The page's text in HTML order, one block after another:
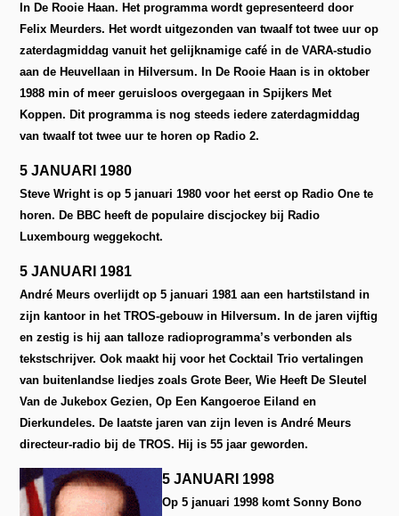
In De Rooie Haan. Het programma wordt gepresenteerd door
Felix Meurders. Het wordt uitgezonden van twaalf tot twee uur op
zaterdagmiddag vanuit het gelijknamige café in de VARA-studio
aan de Heuvellaan in Hilversum. In De Rooie Haan is in oktober
1988 min of meer geruisloos overgegaan in Spijkers Met
Koppen. Dit programma is nog steeds iedere zaterdagmiddag
van twaalf tot twee uur te horen op Radio 2.
5 JANUARI 1980
Steve Wright is op 5 januari 1980 voor het eerst op Radio One te
horen. De BBC heeft de populaire discjockey bij Radio
Luxembourg weggekocht.
5 JANUARI 1981
André Meurs overlijdt op 5 januari 1981 aan een hartstilstand in
zijn kantoor in het TROS-gebouw in Hilversum. In de jaren vijftig
en zestig is hij aan talloze radioprogramma’s verbonden als
tekstschrijver. Ook maakt hij voor het Cocktail Trio vertalingen
van buitenlandse liedjes zoals Grote Beer, Wie Heeft De Sleutel
Van de Jukebox Gezien, Op Een Kangoeroe Eiland en
Dierkundeles. De laatste jaren van zijn leven is André Meurs
directeur-radio bij de TROS. Hij is 55 jaar geworden.
5 JANUARI 1998
Op 5 januari 1998 komt Sonny Bono